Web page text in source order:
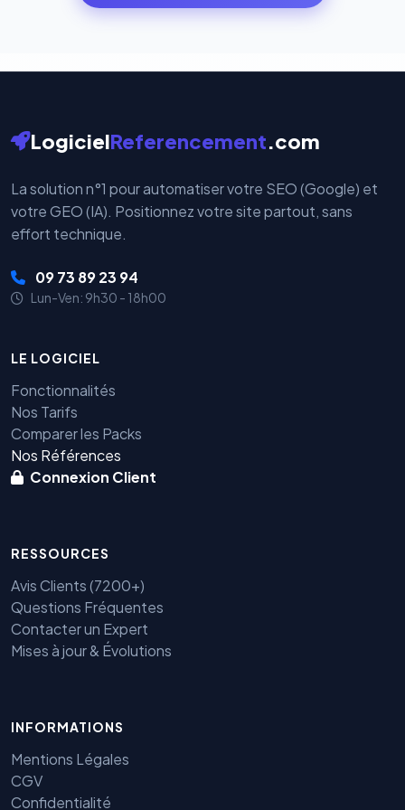
LogicielReferencement.com
La solution n°1 pour automatiser votre SEO (Google) et
votre GEO (IA). Positionnez votre site partout, sans
effort technique.
09 73 89 23 94
Lun-Ven: 9h30 - 18h00
LE LOGICIEL
Fonctionnalités
Nos Tarifs
Comparer les Packs
Nos Références
Connexion Client
RESSOURCES
Avis Clients (7200+)
Questions Fréquentes
Contacter un Expert
Mises à jour & Évolutions
INFORMATIONS
Mentions Légales
CGV
Confidentialité